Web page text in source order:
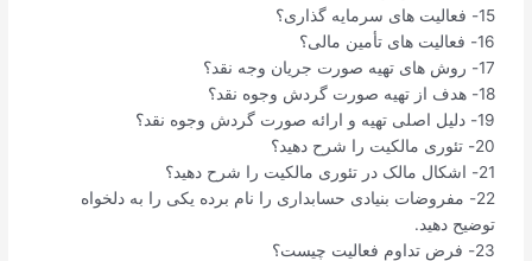
15- فعالیت های سرمایه گذاری؟
16- فعالیت های تأمین مالی؟
17- روش های تهیه صورت جریان وجه نقد؟
18- هدف از تهیه صورت گردش وجوه نقد؟
19- دلیل اصلی تهیه و ارائه صورت گردش وجوه نقد؟
20- تئوری مالکیت را شرح دهید؟
21- اشکال مالک در تئوری مالکیت را شرح دهید؟
22- مفروضات بنیادی حسابداری را نام برده یکی را به دلخواه
توضیح دهید.
23- فرض تداوم فعالیت چیست؟